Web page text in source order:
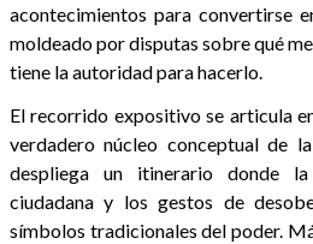
acontecimientos para convertirse
moldeado por disputas sobre qué
tiene la autoridad para hacerlo.
El recorrido expositivo se articula
verdadero núcleo conceptual de
despliega un itinerario donde
ciudadana y los gestos de
símbolos tradicionales del poder.